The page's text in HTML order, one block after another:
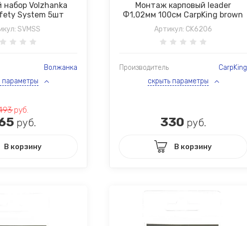
набор Volzhanka
System 5шт
SVMSS
Волжанка
параметры
руб.
руб.
В корзину
Монтаж карповый leader
Ф1,02мм 100см CarpKing brown
Артикул: CK6206
Производитель
CarpKing
скрыть параметры
330 руб.
В корзину